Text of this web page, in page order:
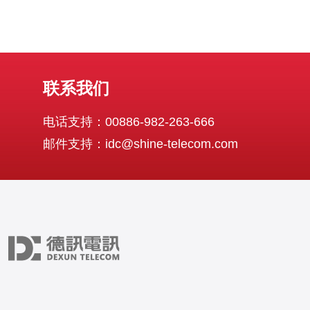
联系我们
电话支持：00886-982-263-666
邮件支持：idc@shine-telecom.com